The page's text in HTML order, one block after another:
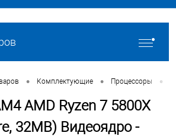
• Комплектующие • Процессоры •
AMD Ryzen 7 5800X
32MB) Видеоядро -